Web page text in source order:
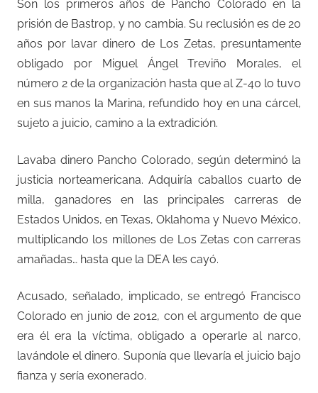
Son los primeros años de Pancho Colorado en la
prisión de Bastrop, y no cambia. Su reclusión es de 20
años por lavar dinero de Los Zetas, presuntamente
obligado por Miguel Ángel Treviño Morales, el
número 2 de la organización hasta que al Z-40 lo tuvo
en sus manos la Marina, refundido hoy en una cárcel,
sujeto a juicio, camino a la extradición.
Lavaba dinero Pancho Colorado, según determinó la
justicia norteamericana. Adquiría caballos cuarto de
milla, ganadores en las principales carreras de
Estados Unidos, en Texas, Oklahoma y Nuevo México,
multiplicando los millones de Los Zetas con carreras
amañadas… hasta que la DEA les cayó.
Acusado, señalado, implicado, se entregó Francisco
Colorado en junio de 2012, con el argumento de que
era él era la víctima, obligado a operarle al narco,
lavándole el dinero. Suponía que llevaría el juicio bajo
fianza y sería exonerado.